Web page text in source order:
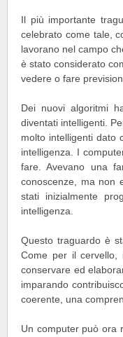
Il più importante
celebrato come tale,
lavorano nel campo
è stato considerato
vedere o fare
Dei nuovi algoritmi
diventati intelligenti.
molto intelligenti dato
intelligenza. I
fare. Avevano una
conoscenze, ma non
stati inizialmente
intelligenza.
Questo traguardo è
Come per il
conservare ed
imparando
coerente, una
Un computer può ora